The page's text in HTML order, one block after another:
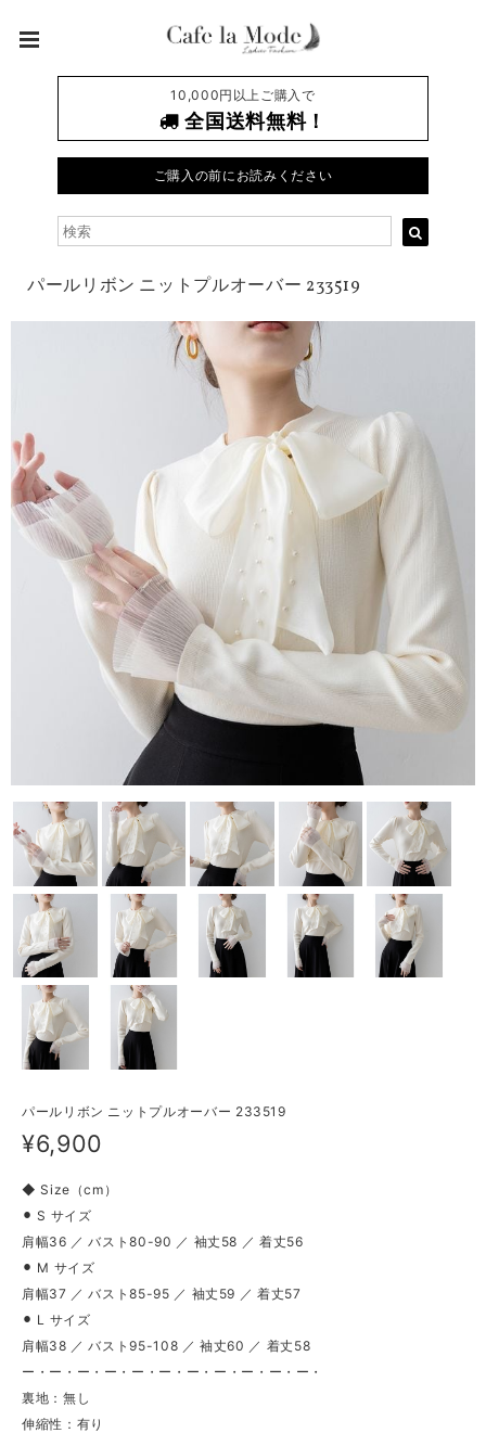
10,000円以上ご購入で
全国送料無料！
ご購入の前にお読みください
パールリボン ニットプルオーバー 233519
パールリボン ニットプルオーバー 233519
¥6,900
◆ Size（cm）
⚫︎ S サイズ
肩幅36 ／ バスト80-90 ／ 袖丈58 ／ 着丈56
⚫︎ M サイズ
肩幅37 ／ バスト85-95 ／ 袖丈59 ／ 着丈57
⚫︎ L サイズ
肩幅38 ／ バスト95-108 ／ 袖丈60 ／ 着丈58
ー・ー・ー・ー・ー・ー・ー・ー・ー・ー・ー・
裏地：無し
伸縮性：有り